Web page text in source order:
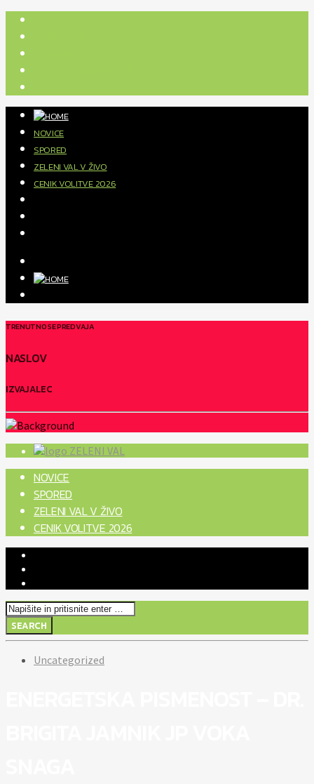
NOVICE
SPORED
ZELENI VAL V ŽIVO
CENIK VOLITVE 2026
TRENUTNO SE PREDVAJA
NASLOV
IZVAJALEC
ZELENI VAL
NOVICE
SPORED
ZELENI VAL V ŽIVO
CENIK VOLITVE 2026
Uncategorized